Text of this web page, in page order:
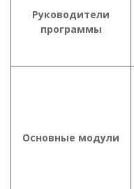
Руководители
программы
Основные модули